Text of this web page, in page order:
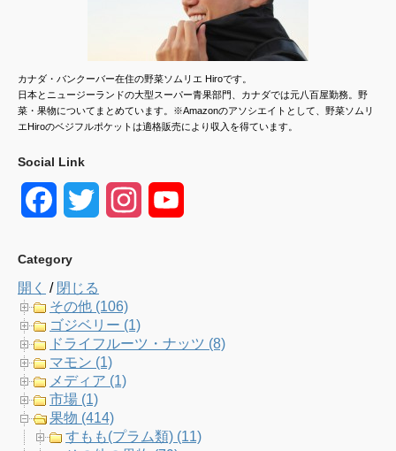
カナダ・バンクーバー在住の野菜ソムリエ Hiroです。
日本とニュージーランドの大型スーパー青果部門、カナダでは元八百屋勤務。野
菜・果物についてまとめています。※Amazonのアソシエイトとして、野菜ソムリ
エHiroのベジフルポケットは適格販売により収入を得ています。
Social Link
e
b
o
o
k
t
t
e
a
a
u
C
Category
開く / 閉じる
その他 (106)
ゴジベリー (1)
ドライフルーツ・ナッツ (8)
マモン (1)
メディア (1)
市場 (1)
果物 (414)
すもも(プラム類) (11)